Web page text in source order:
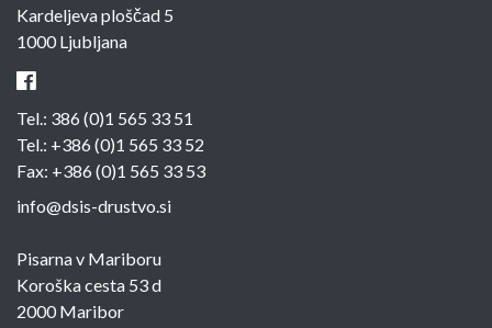
Kardeljeva ploščad 5
1000 Ljubljana
Tel.: 386 (0)1 565 33 51
Tel.: +386 (0)1 565 33 52
Fax: +386 (0)1 565 33 53
info@dsis-drustvo.si
Pisarna v Mariboru
Koroška cesta 53 d
2000 Maribor